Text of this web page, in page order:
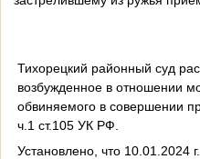
Тихорецкий районный суд
возбужденное в отношении
обвиняемого в совершении
ч.1 ст.105 УК РФ.
Установлено, что 10.01.2024